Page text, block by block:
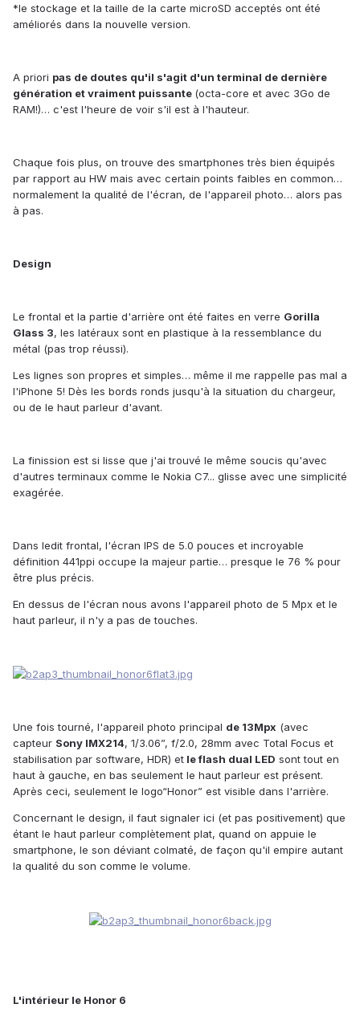
*le stockage et la taille de la carte microSD acceptés ont été
améliorés dans la nouvelle version.
A priori pas de doutes qu'il s'agit d'un terminal de dernière
génération et vraiment puissante (octa-core et avec 3Go de
RAM!)… c'est l'heure de voir s'il est à l'hauteur.
Chaque fois plus, on trouve des smartphones très bien équipés
par rapport au HW mais avec certain points faibles en common…
normalement la qualité de l'écran, de l'appareil photo… alors pas
à pas.
Design
Le frontal et la partie d'arrière ont été faites en verre Gorilla
Glass 3, les latéraux sont en plastique à la ressemblance du
métal (pas trop réussi).
L es lignes son propres et simples… même il me rappelle pas mal a
l'iPhone 5! Dès les bords ronds jusqu'à la situation du chargeur,
ou de le haut parleur d'avant.
La finission est si lisse que j'ai trouvé le même soucis qu'avec
d'autres terminaux comme le Nokia C7... glisse avec une simplicité
exagérée.
Dans ledit frontal, l'écran IPS de 5.0 pouces et incroyable
définition 441ppi occupe la majeur partie… presque le 76 % pour
être plus précis.
En dessus de l'écran nous avons l'appareil photo de 5 Mpx et le
haut parleur, il n'y a pas de touches.
Une fois tourné, l'appareil photo principal de 13Mpx (avec
capteur Sony IMX214, 1/3.06”, f/2.0, 28mm avec Total Focus et
stabilisation par software, HDR) et leflash dual LED sont tout en
haut à gauche, en bas seulement le haut parleur est présent.
Après ceci, seulement le logo“Honor” est visible dans l'arrière.
Concernant le design, il faut signaler ici (et pas positivement) que
étant le haut parleur complètement plat, quand on appuie le
smartphone, le son déviant colmaté, de façon qu'il empire autant
la qualité du son comme le volume.
L'intérieur le Honor 6